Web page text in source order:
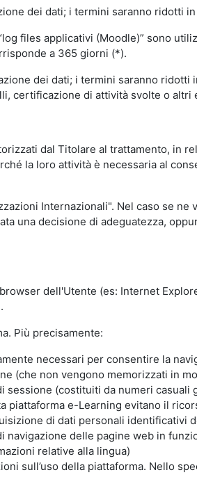
dei dati; i termini saranno ridotti
files applicativi (Moodle)” sono
a 365 giorni (*).
dei dati; i termini saranno
certificazione di attività svolte o
dal Titolare al trattamento, in
la loro attività è necessaria al
Internazionali". Nel caso se
una decisione di adeguatezza,
dell'Utente (es: Internet
Più precisamente:
necessari per consentire la
(che non vengono memorizzati in
(costituiti da numeri
e-Learning evitano il
di dati personali identificativi
delle pagine web in
relative alla lingua)
sull’uso della piattaforma. Nello